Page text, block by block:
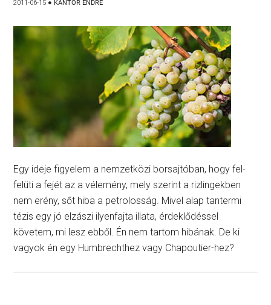
2011-06-15 ● KÁNTOR ENDRE
Egy ideje figyelem a nemzetközi borsajtóban, hogy fel-
felüti a fejét az a vélemény, mely szerint a rizlingekben
nem erény, sőt hiba a petrolosság. Mivel alap tantermi
tézis egy jó elzászi ilyenfajta illata, érdeklődéssel
követem, mi lesz ebből. Én nem tartom hibának. De ki
vagyok én egy Humbrechthez vagy Chapoutier-hez?